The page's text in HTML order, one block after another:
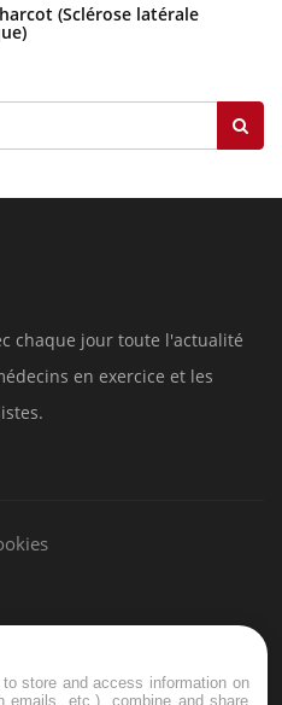
(Sclérose latérale
chaque jour toute l'actualité
en exercice et les
to store and access information on
emails, etc.), combine and share